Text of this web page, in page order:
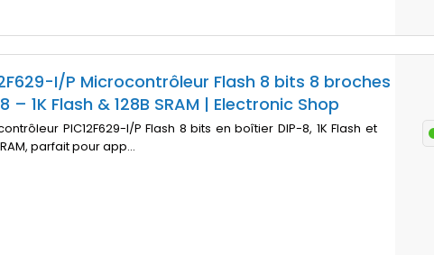
I/P Microcontrôleur Flash 8 bits 8 broches
– 1K Flash & 128B SRAM | Electronic Shop
PIC12F629-I/P Flash 8 bits en boîtier DIP-8, 1K Flash et
parfait pour app...